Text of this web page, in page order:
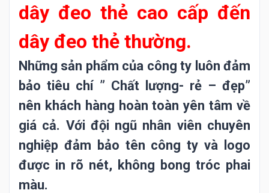
dây đeo thẻ cao cấp đến
dây đeo thẻ thường.
Những sản phẩm của công ty luôn đảm
bảo tiêu chí ” Chất lượng- rẻ – đẹp”
nên khách hàng hoàn toàn yên tâm về
giá cả. Với đội ngũ nhân viên chuyên
nghiệp đảm bảo tên công ty và logo
được in rõ nét, không bong tróc phai
màu.